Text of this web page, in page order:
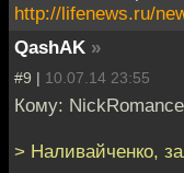
http://lifenews.ru/
QashAK »
#9 | 10.07.14 23:55
Кому:
> Наливайченко,